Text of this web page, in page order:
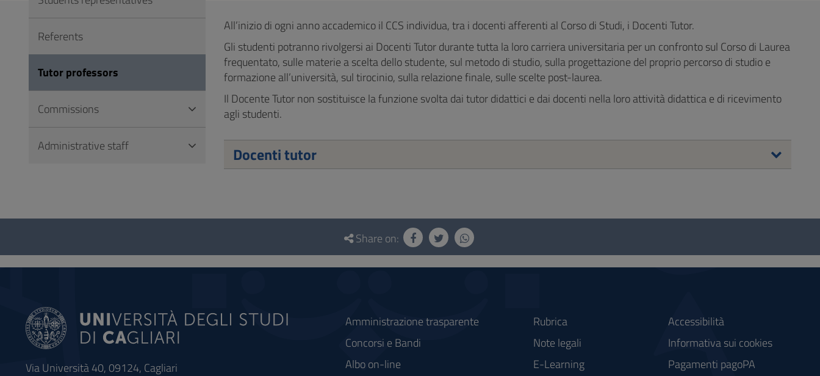
Footer
All’inizio di ogni anno accademico il CCS individua, tra i docenti afferenti al Corso di Studi, i Docenti Tutor.
Gli studenti potranno rivolgersi ai Docenti Tutor durante tutta la loro carriera universitaria per un confronto sul Corso di Laurea
frequentato, sulle materie a scelta dello studente, sul metodo di studio, sulla progettazione del proprio percorso di studio e
formazione all’università, sul tirocinio, sulla relazione finale, sulle scelte post-laurea.
Il Docente Tutor non sostituisce la funzione svolta dai tutor didattici e dai docenti nella loro attività didattica e di ricevimento
agli studenti.
Docenti tutor
Referents
Tutor professors
Commissions
Administrative staff
Questionnaire
social
Share on:
Via Università 40, 09124, Cagliari
Amministrazione trasparente
Concorsi e Bandi
Albo on-line
Rubrica
Note legali
E-Learning
Accessibilità
Informativa sui cookies
Pagamenti pagoPA